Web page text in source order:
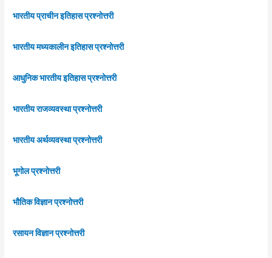
भारतीय प्राचीन इतिहास प्रश्नोत्तरी
भारतीय मध्यकालीन इतिहास प्रश्नोत्तरी
आधुनिक भारतीय इतिहास प्रश्नोत्तरी
भारतीय राजव्यवस्था प्रश्नोत्तरी
भारतीय अर्थव्यवस्था प्रश्नोत्तरी
भूगोल प्रश्नोत्तरी
भौतिक विज्ञान प्रश्नोत्तरी
रसायन विज्ञान प्रश्नोत्तरी